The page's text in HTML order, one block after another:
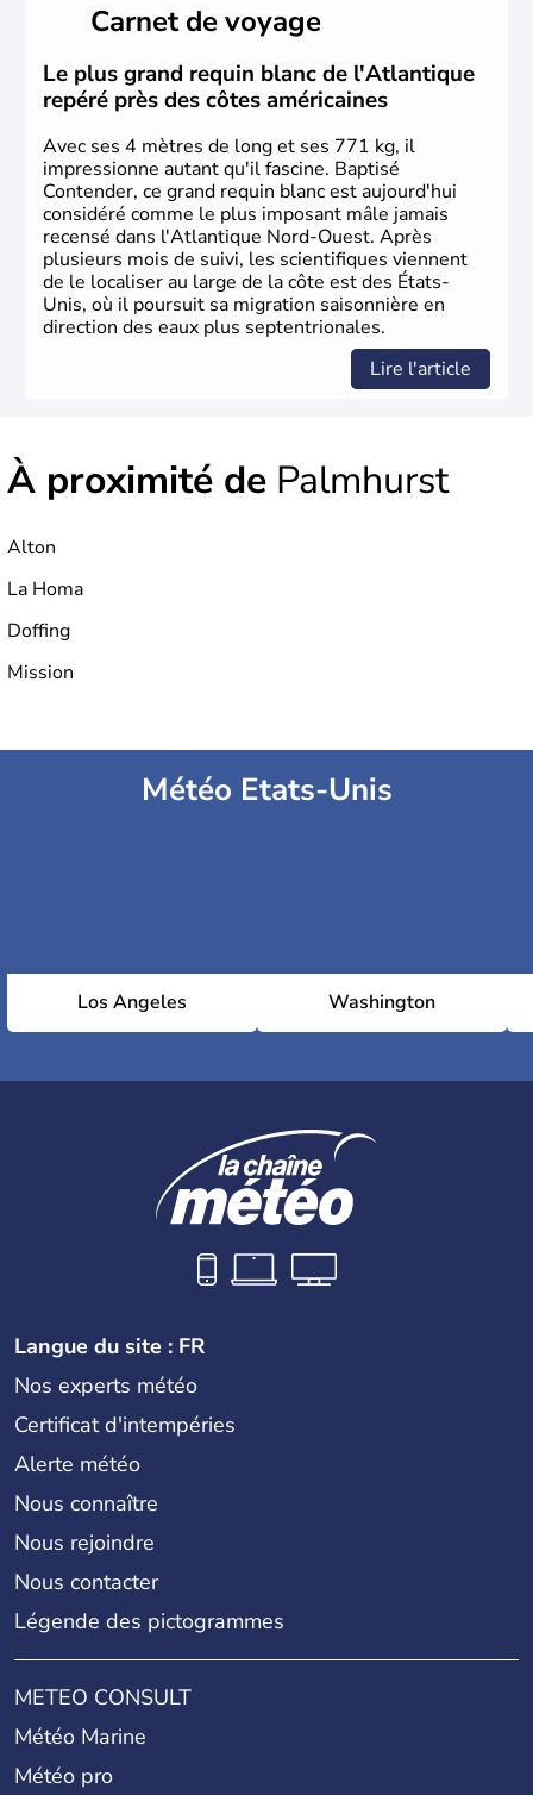
Plusieurs populations se sont succédées avant l'arrivée
des européens, suite à la découverte du continent par
Christophe Colomb en 1492. Les 13 colonies
britanniques proclament la Déclaration d'indépendance
en 1776 et adoptent leur première constitution en 1787.
La conquête de l'Ouest marque ensuite l'entrée dans une
phase de développement intense.
Carnet de voyage
Le plus grand requin blanc de l'Atlantique
repéré près des côtes américaines
Avec ses 4 mètres de long et ses 771 kg, il
impressionne autant qu'il fascine. Baptisé
Contender, ce grand requin blanc est aujourd'hui
considéré comme le plus imposant mâle jamais
recensé dans l'Atlantique Nord-Ouest. Après
plusieurs mois de suivi, les scientifiques viennent
de le localiser au large de la côte est des États-
Unis, où il poursuit sa migration saisonnière en
direction des eaux plus septentrionales.
Lire l'article
À proximité de Palmhurst
Alton
La Homa
Doffing
Mission
Météo Etats-Unis
Los Angeles Washington
Langue du site : FR
Nos experts météo
Certificat d'intempéries
Alerte météo
Nous connaître
Nous rejoindre
Nous contacter
Légende des pictogrammes
METEO CONSULT
Météo Marine
Météo pro